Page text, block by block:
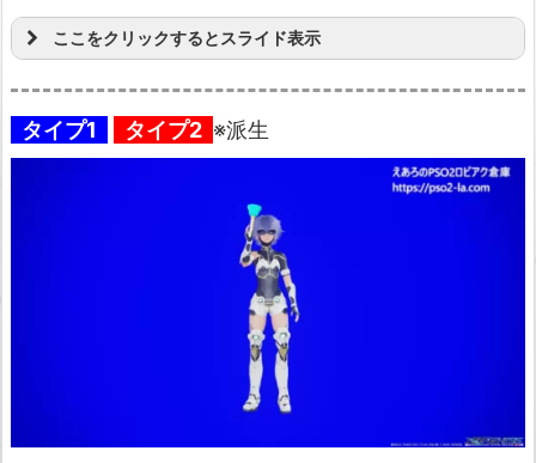
ここをクリックするとスライド表示
タイプ1 タイプ2 ※派生